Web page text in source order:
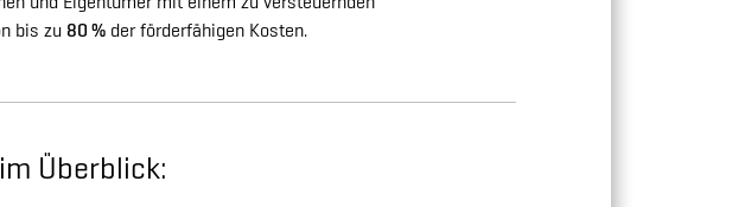
bis zu 80 % der förderfähigen Kosten.
Überblick: